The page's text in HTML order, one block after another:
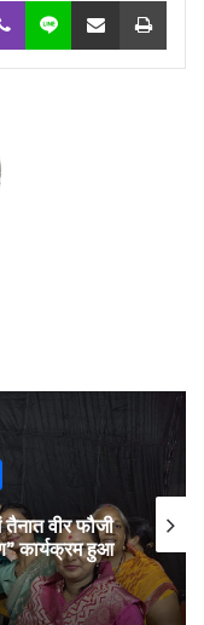
वीर फौजी
कार्यक्रम हुआ